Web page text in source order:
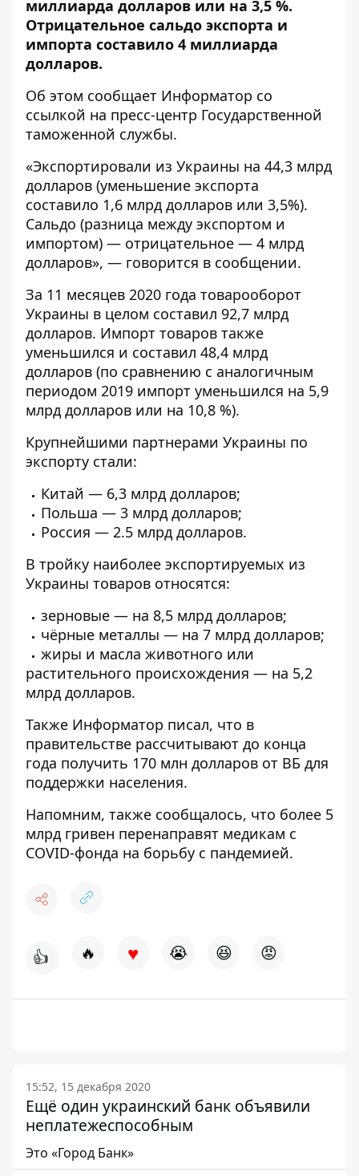
миллиарда долларов или на 3,5 %.
Отрицательное сальдо экспорта и
импорта составило 4 миллиарда
долларов.
Об этом сообщает Информатор со
ссылкой на пресс-центр Государственной
таможенной службы.
«Экспортировали из Украины на 44,3 млрд
долларов (уменьшение экспорта
составило 1,6 млрд долларов или 3,5%).
Сальдо (разница между экспортом и
импортом) — отрицательное — 4 млрд
долларов», — говорится в сообщении.
За 11 месяцев 2020 года товарооборот
Украины в целом составил 92,7 млрд
долларов. Импорт товаров также
уменьшился и составил 48,4 млрд
долларов (по сравнению с аналогичным
периодом 2019 импорт уменьшился на 5,9
млрд долларов или на 10,8 %).
Крупнейшими партнерами Украины по
экспорту стали:
Китай — 6,3 млрд долларов;
Польша — 3 млрд долларов;
Россия — 2.5 млрд долларов.
В тройку наиболее экспортируемых из
Украины товаров относятся:
зерновые — на 8,5 млрд долларов;
чёрные металлы — на 7 млрд долларов;
жиры и масла животного или
растительного происхождения — на 5,2
млрд долларов.
Также Информатор писал, что в
правительстве рассчитывают до конца
года получить 170 млн долларов от ВБ для
поддержки населения.
Напомним, также сообщалось, что более 5
млрд гривен перенаправят медикам с
COVID-фонда на борьбу с пандемией.
👍 🔥 ♥ 😭 😆 😡
15:52, 15 декабря 2020
Ещё один украинский банк объявили
неплатежеспособным
Это «Город Банк»